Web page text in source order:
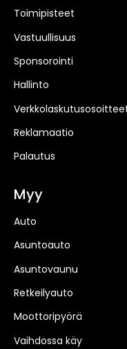
Toimipisteet
Vastuullisuus
Sponsorointi
Hallinto
Reklamaatio
Palautus
Myy
Auto
Asuntoauto
Asuntovaunu
Retkeilyauto
Moottoripyörä
Vaihdossa käy